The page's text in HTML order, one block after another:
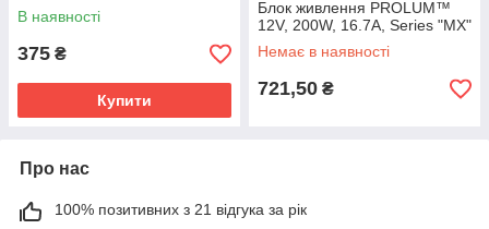
В наявності
375 ₴
Купити
Блок живлення PROLUM™
12V, 200W, 16.7А, Series "MX"
Немає в наявності
721,50 ₴
Про нас
100% позитивних з 21 відгука за рік